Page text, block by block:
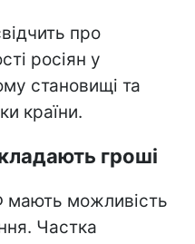
про
росіян у
становищі та
країни.
гроші
мають можливість
Частка